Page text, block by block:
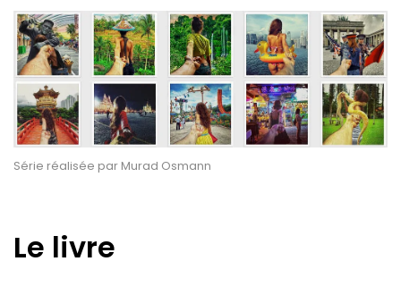
Série réalisée par Murad Osmann
Le livre